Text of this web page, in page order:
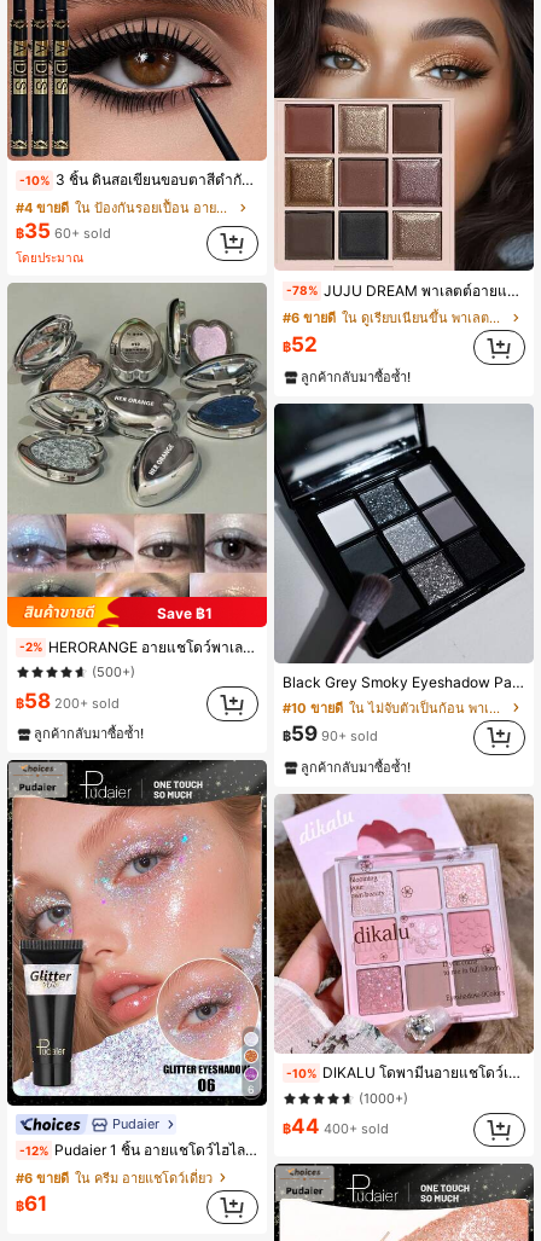
-10% 3 ชิ้น ดินสอเขียนขอบตาสีดำกันน้ำและกันเหงื่อ - ติดทนนาน ทนทาน สำหรับการแต่งหน้าตาโดดเด่น สูตรทาง่ายสำหรับปีกตาที่สมบูรณ์แบบ - สีดำ
#4 ขายดี
ใน ป้องกันรอยเปื้อน อายไลเนอร์
฿35 60+ sold
โดยประมาณ
Save ฿1
-2% HERORANGE อายแชโดว์พาเลตต์สีเดียวรูปหัวใจกลิตเตอร์เมทัลลิก, กันน้ำและกันเหงื่อ, สูตรผสมที่นุ่มนวล, เหมาะสำหรับเทศกาลดนตรี, การแสดงบนเวที, ปาร์ตี้ฮาโลวีน, อายแชโดว์สีฟ้า, สีม่วง, สีเขียวและสีเงิน
#8 ขายดี
ใน มีเม็ดสีสูง พาเลตต์อายแชโดว์
(500+)
#8 ขายดี
(500+)
#8 ขายดี
(500+)
ใน มีเม็ดสีสูง พาเลตต์อายแชโดว์
(500+)
฿58 200+ sold
ลูกค้ากลับมาซื้อซ้ำ!
6
Pudaier
-12% Pudaier 1 ชิ้น อายแชโดว์ไฮไลท์กลิตเตอร์เหลว ติดทนนาน กันเลอะ ฟินิชเงาวาว 3D เหมาะสำหรับปาร์ตี้ เทศกาลดนตรี คาร์นิวัล ฮาโลวีน
#6 ขายดี ใน ครีม อายแชโดว์เดี่ยว
฿61
-78% JUJU DREAM พาเลตต์อายแชโดว์สีนู้ด 9 สี, พาเลตต์อายแชโดว์สีน้ำตาลอุ่น, อายแชโดว์สีน้ำตาลเนื้อแมตต์และชิมเมอร์, เหมาะสำหรับการแต่งหน้าโทนอุ่น
#6 ขายดี
ใน ดูเรียบเนียนขึ้น พาเลตต์อายแชโดว์
฿52
ลูกค้ากลับมาซื้อซ้ำ!
Black Grey Smoky Eyeshadow Palette, Matte Black White Gray Silver High Pigmented Smokey Eye Shadow, อายแชโดว์พาเลท 9 สี ติดทนนาน ชิมเมอร์ พาวเดอร์ เมคอัพพาเลท สำหรับลุคโกธิค
#10 ขายดี
ใน ไม่จับตัวเป็นก้อน พาเลตต์อายแชโดว์
฿59 90+ sold
ลูกค้ากลับมาซื้อซ้ำ!
-10% DIKALU โดพามีนอายแชโดว์เก้าสีเชอร์รี่บลอสซั่ม, ของขวัญเทศกาล Qixi, พาเลทแต่งหน้า Summer Coral Sweetheart Garden, ชิมเมอร์ & แมตต์พร้อมผลตอบแทนที่ดีของสี
#1 ขายดี
ใน ดูเรียบเนียนขึ้น พาเลตต์อายแชโดว์
(1000+)
#1 ขายดี
(1000+)
#1 ขายดี
(1000+)
ใน ดูเรียบเนียนขึ้น พาเลตต์อายแชโดว์
(1000+)
฿44 400+ sold